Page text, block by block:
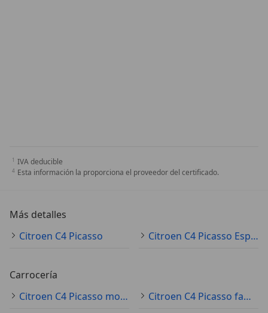
IVA deducible
Esta información la proporciona el proveedor del certificado.
Más detalles
Citroen C4 Picasso
Citroen C4 Picasso Especificaciones técnicas
Carrocería
Citroen C4 Picasso monovolumen
Citroen C4 Picasso familiar